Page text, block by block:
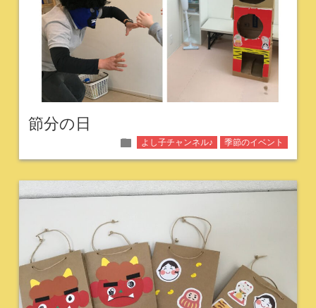
節分の日
folder よし子チャンネル♪ 季節のイベント